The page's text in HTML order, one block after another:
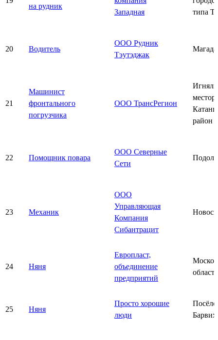
на рудник
Западная
типа
20 Водитель
ООО Рудник
Тэутэджак
21
Машинист
фронтального
погрузчика
ООО ТрансРегион
район
22 Помощник повара
ООО Северные
Сети
23 Механик
ООО
Управляющая
Компания
Сибантрацит
24 Няня
Европласт,
объединение
предприятий
область
25 Няня
Просто хорошие
люди